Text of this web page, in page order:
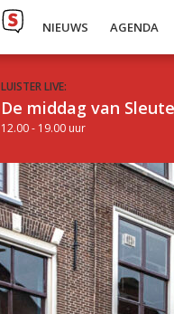
NIEUWS AGENDA
LUISTER LIVE:
De middag van
12.00 - 19.00 uur